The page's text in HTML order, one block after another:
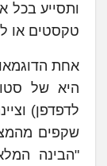
ותסייע בכל
טקסטים או
אחת
היא של
לדפדפן)
שקפים
"הבינה